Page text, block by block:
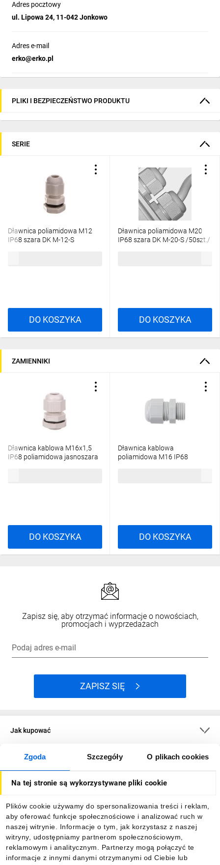
Zgoda Szczegóły O plikach cookies
Na tej stronie są wykorzystywane pliki cookie
Plików cookie używamy do spersonalizowania treści i reklam,
aby oferować funkcje społecznościowe i analizować ruch w
naszej witrynie. Informacje o tym, jak korzystasz z naszej
witryny, udostępniamy partnerom społecznościowym,
reklamowym i analitycznym. Partnerzy mogą połączyć te
informacje z innymi danymi otrzymanymi od Ciebie lub
Adres pocztowy
ul. Lipowa 24, 11-042 Jonkowo
Adres e-mail
erko@erko.pl
PLIKI I BEZPIECZEŃSTWO PRODUKTU
SERIE
Dławnica poliamidowa M12
IP68 szara DK M-12-S
DO KOSZYKA
Dławnica poliamidowa M20
IP68 szara DK M-20-S /50szt./
DO KOSZYKA
ZAMIENNIKI
Dławnica kablowa M16x1,5
IP68 poliamidowa jasnoszara
DO KOSZYKA
Dławnica kablowa
poliamidowa M16 IP68
DO KOSZYKA
Zapisz się, aby otrzymać informacje o nowościach,
promocjach i wyprzedażach
Podaj adres e-mail
ZAPISZ SIĘ
Jak kupować
O firmie
Informacje
Pobierz naszą aplikację mobilną: